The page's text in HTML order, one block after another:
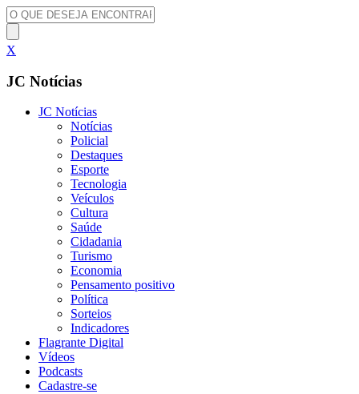
X
JC Notícias
JC Notícias
Notícias
Policial
Destaques
Esporte
Tecnologia
Veículos
Cultura
Saúde
Cidadania
Turismo
Economia
Pensamento positivo
Política
Sorteios
Indicadores
Flagrante Digital
Vídeos
Podcasts
Cadastre-se